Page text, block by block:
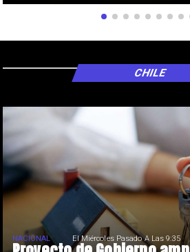
NACIONAL El Miércoles Pasado A Las 9:35
CHILE